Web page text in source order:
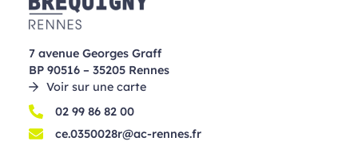
7 avenue Georges Graff
BP 90516 – 35205 Rennes
Voir sur une carte
02 99 86 82 00
ce.0350028r@ac-rennes.fr